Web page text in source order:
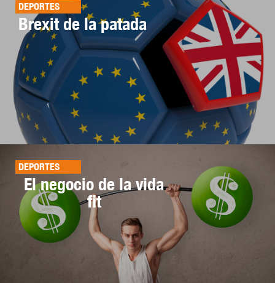
DEPORTES
Brexit de la patada
DEPORTES
El negocio de la vida
fit